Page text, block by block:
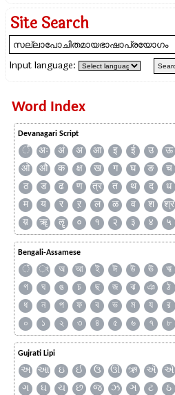
Site Search
Input language:
Word Index
Devanagari Script
ँ अः अं अ आ इ ई उ ऊ
ओ
औ क क्ष ख ग घ ङ च
ठ
ड ढ ण त्र त थ द ध
म
य र ऱ ल ळ व श श्र
य़
ॠ ॡ ० १ २ ३ ४ ५
Bengali-Assamese
ঁ ং অ আ ই ঈ উ ঊ ঋ
গ
ঘ ঙ চ ছ জ ঝ ঞ ঠ
ধ
ন প ফ ব ভ ম য র
০
১ ২ ৩ ৪ ৫ ৬ ৭ ৮
Gujrati Lipi
અ આ ઇ ઈ ઉ ઊ ઋ ઍ એ
ગ
ઘ ચ છ જ ઝ ઞ ટ ઠ